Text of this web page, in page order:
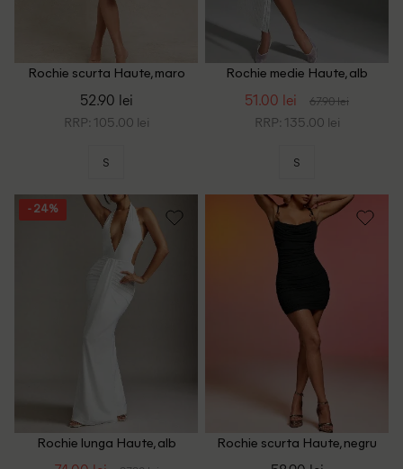
Rochie scurta Haute, maro
52.90 lei
RRP: 105.00 lei
S
Rochie medie Haute, alb
51.00 lei 67.90 lei
RRP: 135.00 lei
S
- 24%
Rochie lunga Haute, alb Rochie scurta Haute, negru